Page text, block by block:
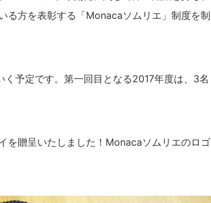
る方を表彰する「Monacaソムリエ」制度を制
予定です。第一回目となる2017年度は、3名
を贈呈いたしました！Monacaソムリエのロゴ